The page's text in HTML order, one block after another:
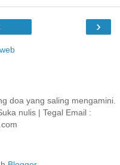
›
doa yang saling mengamini.
nulis | Tegal Email :